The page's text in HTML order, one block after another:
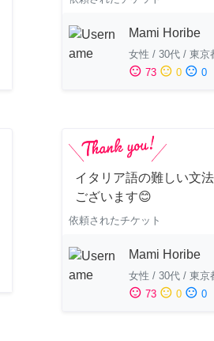
Mami Horibe
女性 / 30代 / 東京
sentiment_satisfied 73 sentiment_neutral 0 sentiment_dissatisfied 0
イタリア語の難しい文
ございます😊
依頼されたチケット
Mami Horibe
女性 / 30代 / 東京
sentiment_satisfied 73 sentiment_neutral 0 sentiment_dissatisfied 0